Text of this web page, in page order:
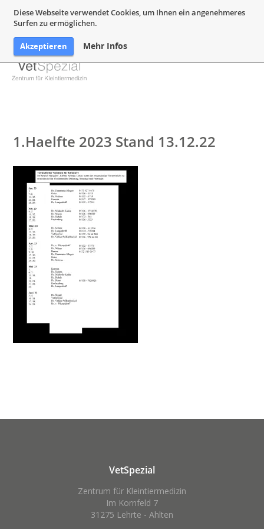
Diese Webseite verwendet Cookies, um Ihnen ein angenehmeres
Surfen zu ermöglichen.
Akzeptieren Mehr Infos
1.Haelfte 2023 Stand 13.12.22
VetSpezial
Zentrum für Kleintiermedizin
Im Kornfeld 7
31275 Lehrte - Ahlten